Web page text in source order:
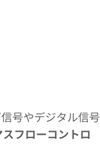
号やデジタル信号
スフローコントロ